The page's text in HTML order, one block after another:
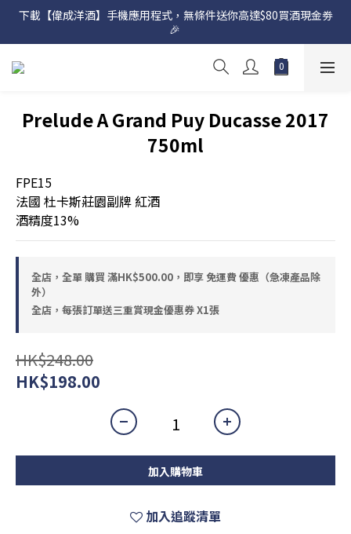
網店購滿 $500 即享免費送貨服務📦
下載【偉成洋酒】手機應用程式，無條件送你高達$80買酒現金劵
🎉
網店購滿 $500 即享免費送貨服務📦
Prelude A Grand Puy Ducasse 2017
750ml
FPE15
法國 杜卡斯莊園副牌 紅酒
酒精度13%
全店，全單 購買 滿HK$500.00，即享 免運費 優惠（急凍產品除
外）
全店，每張訂單送三重賞現金優惠券 X1張
HK$248.00
HK$198.00
加入購物車
加入追蹤清單